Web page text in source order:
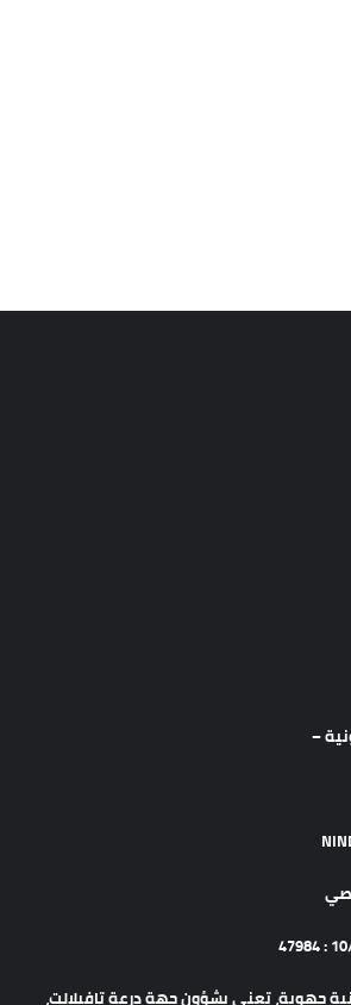
جهوية، تعنى بشؤون جهة درعة تافيلالت،